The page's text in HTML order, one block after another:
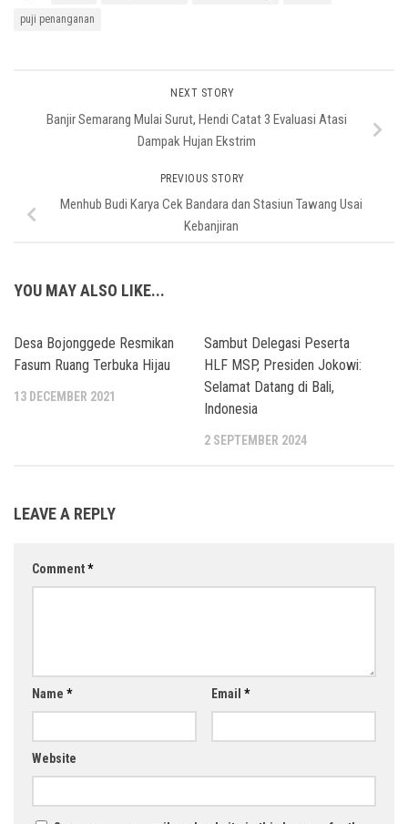
puji penanganan
NEXT STORY
Banjir Semarang Mulai Surut, Hendi Catat 3 Evaluasi Atasi
Dampak Hujan Ekstrim
PREVIOUS STORY
Menhub Budi Karya Cek Bandara dan Stasiun Tawang Usai
Kebanjiran
YOU MAY ALSO LIKE...
Desa Bojonggede Resmikan
Fasum Ruang Terbuka Hijau
13 DECEMBER 2021
Sambut Delegasi Peserta
HLF MSP, Presiden Jokowi:
Selamat Datang di Bali,
Indonesia
2 SEPTEMBER 2024
LEAVE A REPLY
Comment*
Name * Email *
Website